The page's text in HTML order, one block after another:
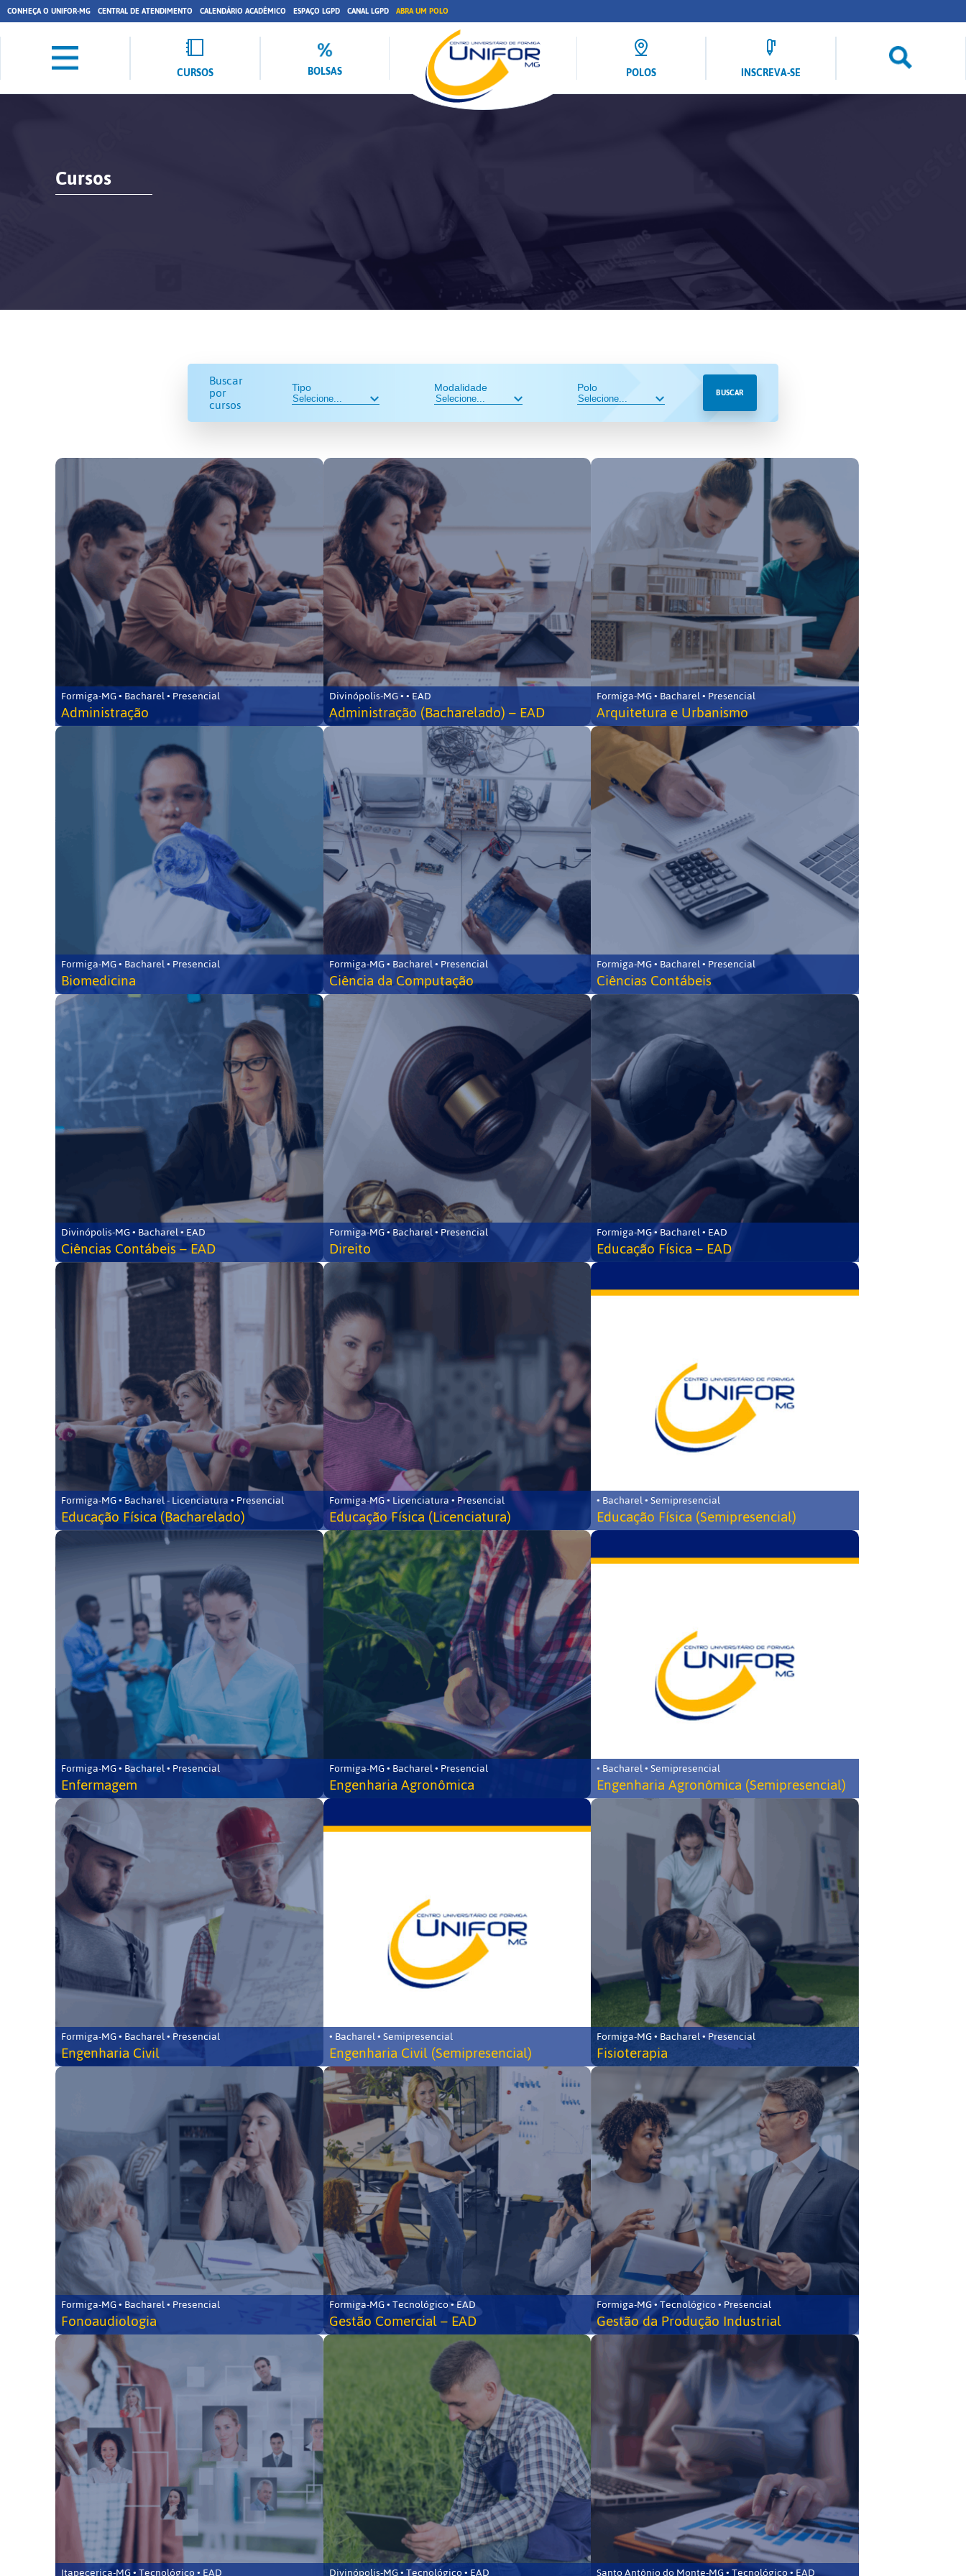
CONHEÇA O UNIFOR-MG CENTRAL DE ATENDIMENTO CALENDÁRIO ACADÊMICO ESPAÇO LGPD CANAL LGPD ABRA UM POLO
CURSOS BOLSAS POLOS INSCREVA-SE
Cursos
Buscar
por
cursos
Tipo Modalidade Polo BUSCAR
Formiga-MG • Bacharel • Presencial
Administração
Divinópolis-MG • • EAD
Administração (Bacharelado) – EAD
Formiga-MG • Bacharel • Presencial
Arquitetura e Urbanismo
Formiga-MG • Bacharel • Presencial
Biomedicina
Formiga-MG • Bacharel • Presencial
Ciência da Computação
Formiga-MG • Bacharel • Presencial
Ciências Contábeis
Divinópolis-MG • Bacharel • EAD
Ciências Contábeis – EAD
Formiga-MG • Bacharel • Presencial
Direito
Formiga-MG • Bacharel • EAD
Educação Física – EAD
Formiga-MG • Bacharel - Licenciatura • Presencial
Educação Física (Bacharelado)
Formiga-MG • Licenciatura • Presencial
Educação Física (Licenciatura)
• Bacharel • Semipresencial
Educação Física (Semipresencial)
Formiga-MG • Bacharel • Presencial
Enfermagem
Formiga-MG • Bacharel • Presencial
Engenharia Agronômica
• Bacharel • Semipresencial
Engenharia Agronômica (Semipresencial)
Formiga-MG • Bacharel • Presencial
Engenharia Civil
• Bacharel • Semipresencial
Engenharia Civil (Semipresencial)
Formiga-MG • Bacharel • Presencial
Fisioterapia
Formiga-MG • Bacharel • Presencial
Fonoaudiologia
Formiga-MG • Tecnológico • EAD
Gestão Comercial – EAD
Formiga-MG • Tecnológico • Presencial
Gestão da Produção Industrial